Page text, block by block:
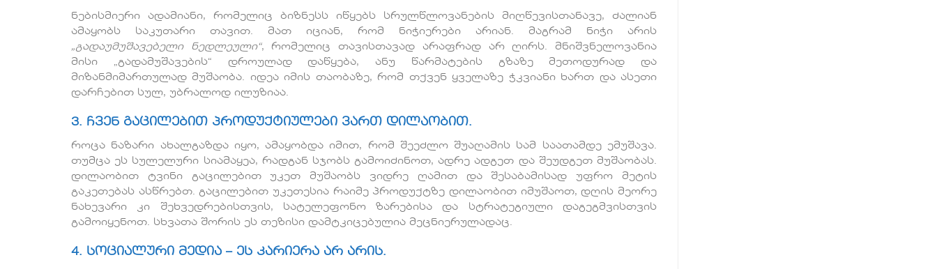
ნებისმიერი ადამიანი, რომელიც ბიზნესს იწყებს სრულწლოვანების მიღწევისთანავე, ძალიან
ამაყობს საკუთარი თავით. მათ იციან, რომ ნიჭიერები არიან. მაგრამ ნიჭი არის
„გადაუმუშავებელი ნედლეული“, რომელიც თავისთავად არაფრად არ ღირს. მნიშვნელოვანია
მისი „გადამუშავების“ დროულად დაწყება, ანუ წარმატების გზაზე მეთოდურად და
მიზანმიმართულად მუშაობა. იდეა იმის თაობაზე, რომ თქვენ ყველაზე ჭკვიანი ხართ და ასეთი
დარჩებით სულ, უბრალოდ ილუზიაა.
3. ჩვენ გაცილებით პროდუქტიულები ვართ დილაობით.
როცა ნაზარი ახალგაზდა იყო, ამაყობდა იმით, რომ შეეძლო შუაღამის სამ საათამდე ემუშავა.
თუმცა ეს სულელური სიამაყეა, რადგან სჯობს გამოიძინოთ, ადრე ადგეთ და შეუდგეთ მუშაობას.
დილაობით ტვინი გაცილებით უკეთ მუშაობს ვიდრე ღამით და შესაბამისად უფრო მეტის
გაკეთებას ასწრებთ. გაცილებით უკეთესია რაიმე პროდუქტზე დილაობით იმუშაოთ, დღის მეორე
ნახევარი კი შეხვედრებისთვის, სატელეფონო ზარებისა და სტრატეგიული დაგეგმვისთვის
გამოიყენოთ. სხვათა შორის ეს თეზისი დამტკიცებულია მეცნიერულადაც.
4. სოციალური მედია – ეს კარიერა არ არის.